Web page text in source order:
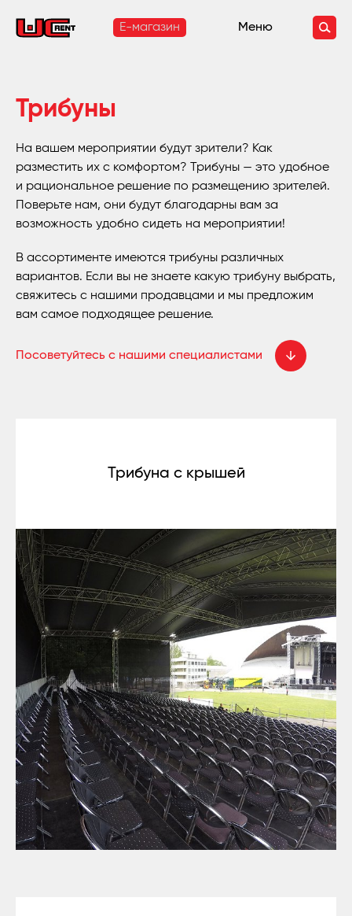
E-магазин Меню
Трибуны
На вашем мероприятии будут зрители? Как
разместить их с комфортом? Трибуны — это удобное
и рациональное решение по размещению зрителей.
Поверьте нам, они будут благодарны вам за
возможность удобно сидеть на мероприятии!
В ассортименте имеются трибуны различных
вариантов. Если вы не знаете какую трибуну выбрать,
свяжитесь с нашими продавцами и мы предложим
вам самое подходящее решение.
Посоветуйтесь с нашими специалистами
Трибуна с крышей